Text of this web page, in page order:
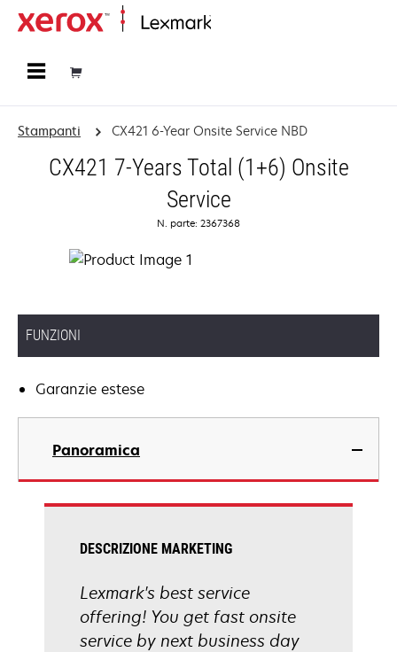
Stampanti CX421 6-Year Onsite Service NBD
CX421 7-Years Total (1+6) Onsite
Service
N. parte: 2367368
FUNZIONI
Garanzie estese
Panoramica
DESCRIZIONE MARKETING
Lexmark's best service
offering! You get fast onsite
service by next business day